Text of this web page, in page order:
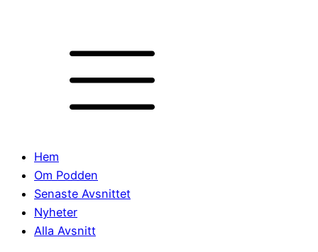
Hem
Om Podden
Senaste Avsnittet
Nyheter
Alla Avsnitt